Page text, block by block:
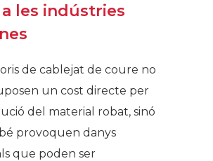
les indústries
de cablejat de coure no
un cost directe per
del material robat, sinó
provoquen danys
que poden ser